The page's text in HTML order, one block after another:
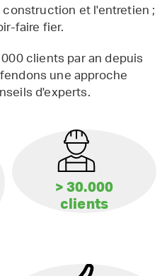
construction et l'entretien ;
faire fier.
clients par an depuis
une approche
d'experts.
> 30.000
clients